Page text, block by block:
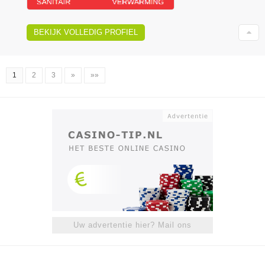
BEKIJK VOLLEDIG PROFIEL
1 2 3 » »»
Uw advertentie hier? Mail ons